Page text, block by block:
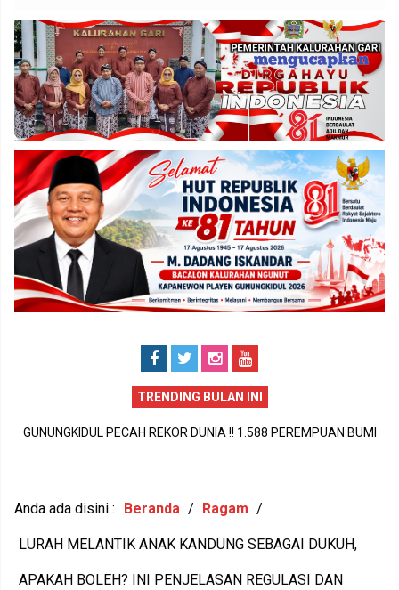
TRENDING BULAN INI
PERISTIWA DUKA DI SIDOHARJO TEPUS GUNUNGKIDUL MENJADI
Anda ada disini : Beranda / Ragam /
LURAH MELANTIK ANAK KANDUNG SEBAGAI DUKUH,
APAKAH BOLEH? INI PENJELASAN REGULASI DAN